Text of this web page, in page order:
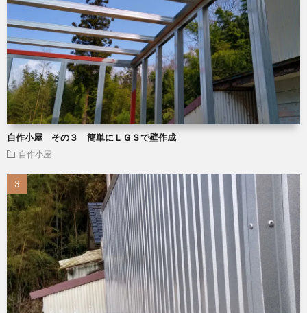
自作小屋 その３ 簡単にＬＧＳで壁作成
自作小屋